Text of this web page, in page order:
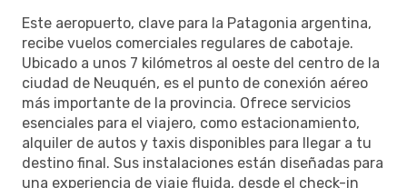
Este aeropuerto, clave para la Patagonia argentina,
recibe vuelos comerciales regulares de cabotaje.
Ubicado a unos 7 kilómetros al oeste del centro de la
ciudad de Neuquén, es el punto de conexión aéreo
más importante de la provincia. Ofrece servicios
esenciales para el viajero, como estacionamiento,
alquiler de autos y taxis disponibles para llegar a tu
destino final. Sus instalaciones están diseñadas para
una experiencia de viaje fluida, desde el check-in